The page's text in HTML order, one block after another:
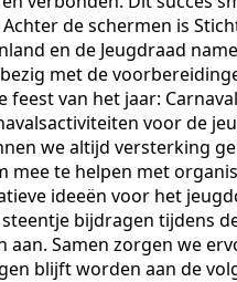
Achter de schermen is
en de Jeugdraad
met de
feest van het jaar:
voor de
we altijd versterking
mee te helpen met
ideeën voor het
bijdragen tijdens
aan. Samen zorgen we
blijft worden aan de